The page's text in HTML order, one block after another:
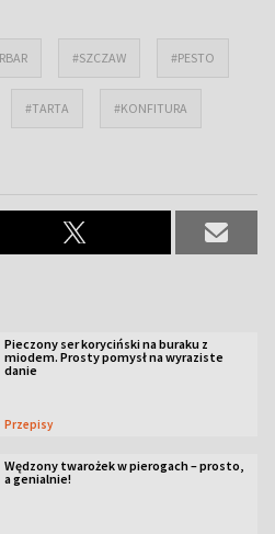
#SZCZAW #PESTO
#TARTA #KONFITURA
Pieczony ser koryciński na buraku z
miodem. Prosty pomysł na wyraziste
danie
Przepisy
Wędzony twarożek w pierogach – prosto,
a genialnie!